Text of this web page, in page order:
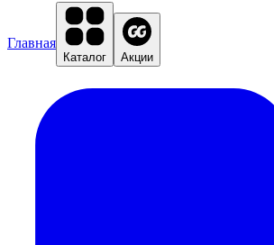
Главная
Каталог Акции